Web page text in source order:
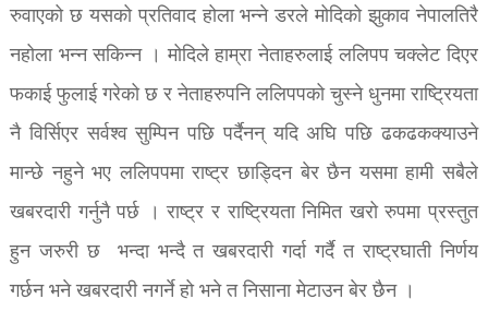
रुवाएको छ यसको प्रतिवाद होला भन्ने डरले मोदिको झुकाव नेपालतिरै
नहोला भन्न सकिन्न । मोदिले हाम्रा नेताहरुलाई ललिपप चक्लेट दिएर
फकाई फुलाई गरेको छ र नेताहरुपनि ललिपपको चुस्ने धुनमा राष्ट्रियता
नै विर्सिएर सर्वश्व सुम्पिन पछि पर्दैनन् यदि अघि पछि ढकढकक्याउने
मान्छे नहुने भए ललिपपमा राष्ट्र छाड्दिन बेर छैन यसमा हामी सबैले
खबरदारी गर्नुनै पर्छ । राष्ट्र र राष्ट्रियता निमित खरो रुपमा प्रस्तुत
हुन जरुरी छ भन्दा भन्दै त खबरदारी गर्दा गर्दै त राष्ट्रघाती निर्णय
गर्छन भने खबरदारी नगर्ने हो भने त निसाना मेटाउन बेर छैन ।